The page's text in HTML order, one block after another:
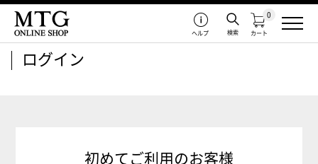
カート
0
検索
ヘルプ
ログイン
初めてご利用のお客様